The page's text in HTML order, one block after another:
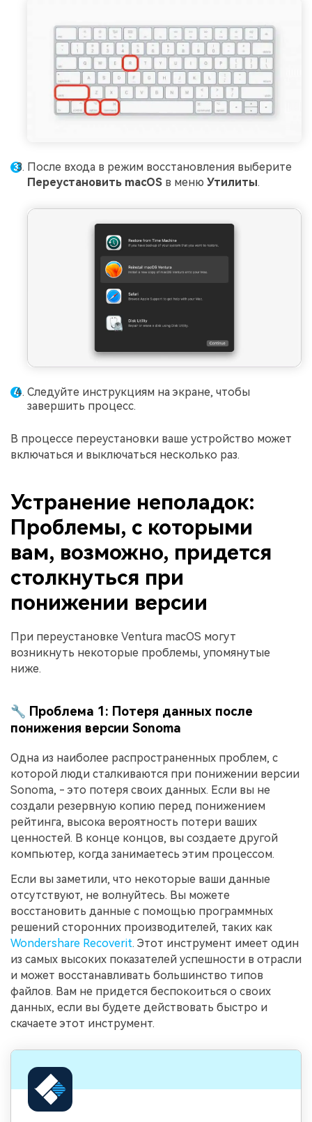
После входа в режим восстановления выберите
Переустановить macOS в меню Утилиты.
Следуйте инструкциям на экране, чтобы
завершить процесс.
В процессе переустановки ваше устройство может
включаться и выключаться несколько раз.
Устранение неполадок:
Проблемы, с которыми
вам, возможно, придется
столкнуться при
понижении версии
При переустановке Ventura macOS могут
возникнуть некоторые проблемы, упомянутые
ниже.
🔧 Проблема 1: Потеря данных после
понижения версии Sonoma
Одна из наиболее распространенных проблем, с
которой люди сталкиваются при понижении версии
Sonoma, - это потеря своих данных. Если вы не
создали резервную копию перед понижением
рейтинга, высока вероятность потери ваших
ценностей. В конце концов, вы создаете другой
компьютер, когда занимаетесь этим процессом.
Если вы заметили, что некоторые ваши данные
отсутствуют, не волнуйтесь. Вы можете
восстановить данные с помощью программных
решений сторонних производителей, таких как
Wondershare Recoverit. Этот инструмент имеет один
из самых высоких показателей успешности в отрасли
и может восстанавливать большинство типов
файлов. Вам не придется беспокоиться о своих
данных, если вы будете действовать быстро и
скачаете этот инструмент.